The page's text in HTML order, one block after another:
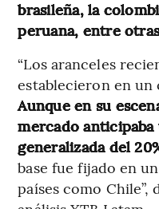
brasileña, la
peruana, entre
“Los aranceles
establecieron en
Aunque en su
mercado
generalizada del
base fue fijado en
países como